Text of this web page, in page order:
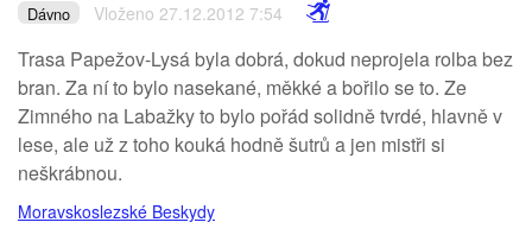
Dávno Vloženo 27.12.2012 7:54
Trasa Papežov-Lysá byla dobrá, dokud neprojela rolba bez
bran. Za ní to bylo nasekané, měkké a bořilo se to. Ze
Zimného na Labažky to bylo pořád solidně tvrdé, hlavně v
lese, ale už z toho kouká hodně šutrů a jen mistři si
neškrábnou.
Moravskoslezské Beskydy